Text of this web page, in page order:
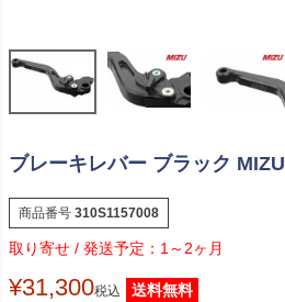
ブレーキレバー ブラック MIZU
商品番号 310S1157008
1～2ヶ月
¥31,300税込
送料無料